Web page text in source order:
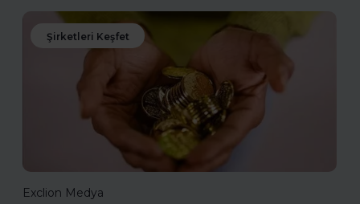
Şirketleri Keşfet
Exclion Medya